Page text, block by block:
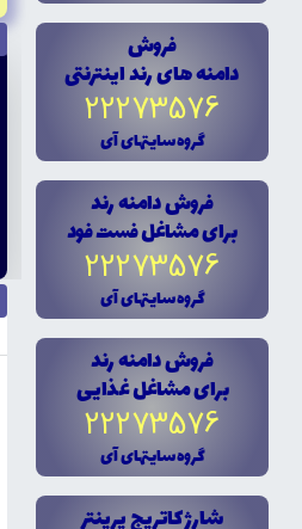
فروش
دامنه هاى رند اينترنتى
22273576
گروه سايتهاى آى
فروش دامنه رند
براى مشاغل فست فود
22273576
گروه سايتهاى آى
فروش دامنه رند
براى مشاغل غذايى
22273576
گروه سايتهاى آى
شارژ کاتريج پرينتر